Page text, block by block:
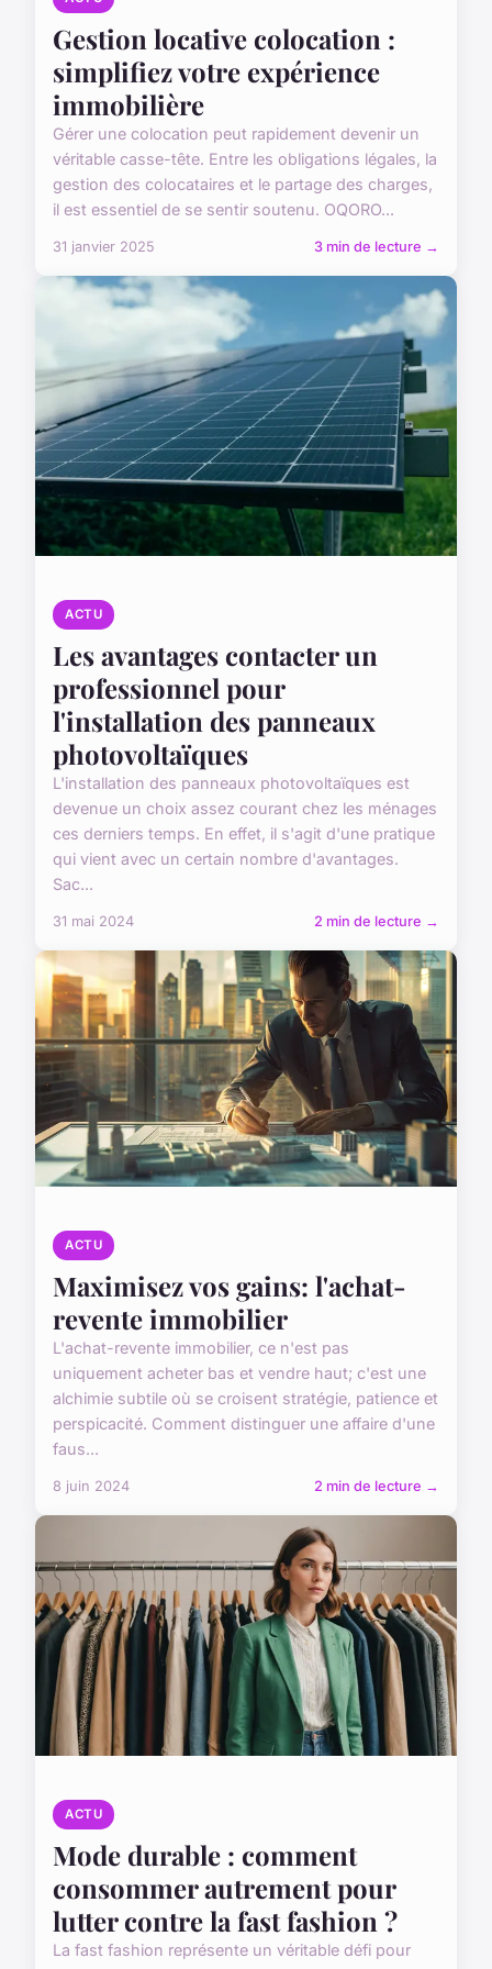
Gestion locative colocation :
simplifiez votre expérience
immobilière
Gérer une colocation peut rapidement devenir un
véritable casse-tête. Entre les obligations légales, la
gestion des colocataires et le partage des charges,
il est essentiel de se sentir soutenu. OQORO...
31 janvier 2025 3 min de lecture →
ACTU
Les avantages contacter un
professionnel pour
l'installation des panneaux
photovoltaïques
L'installation des panneaux photovoltaïques est
devenue un choix assez courant chez les ménages
ces derniers temps. En effet, il s'agit d'une pratique
qui vient avec un certain nombre d'avantages.
Sac...
31 mai 2024 2 min de lecture →
ACTU
Maximisez vos gains: l'achat-
revente immobilier
L'achat-revente immobilier, ce n'est pas
uniquement acheter bas et vendre haut; c'est une
alchimie subtile où se croisent stratégie, patience et
perspicacité. Comment distinguer une affaire d'une
faus...
8 juin 2024 2 min de lecture →
ACTU
Mode durable : comment
consommer autrement pour
lutter contre la fast fashion ?
La fast fashion représente un véritable défi pour